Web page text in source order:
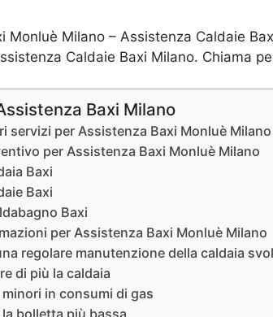
Monluè Milano – Assistenza Caldaie
Caldaie Baxi Milano. Chiama
Baxi Milano
servizi per Assistenza Baxi Monluè Milano
per Assistenza Baxi Monluè Milano
Baxi
Baxi
Baxi
per Assistenza Baxi Monluè Milano
regolare manutenzione della caldaia
di più la caldaia
in consumi di gas
bolletta più bassa